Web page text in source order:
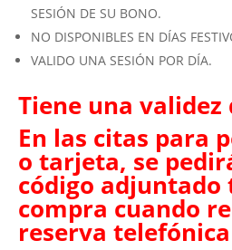
SESIÓN DE SU BONO.
NO DISPONIBLES EN DÍAS
VALIDO UNA SESIÓN POR DÍA.
Tiene una validez
En las citas para
o tarjeta, se
código adjuntado
compra cuando
reserva